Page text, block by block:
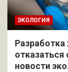
ЭКОЛОГИЯ
отказаться
новости